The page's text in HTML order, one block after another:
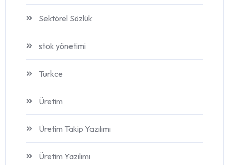
Sektörel Sözlük
stok yönetimi
Turkce
Üretim
Üretim Takip Yazılımı
Üretim Yazılımı